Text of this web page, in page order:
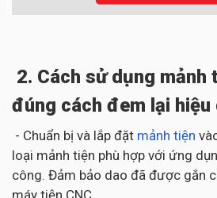
2. Cách sử dụng mảnh
đúng cách đem lại hiệu
- Chuẩn bị và lắp đặt mảnh tiện
loại mảnh tiện phù hợp với ứng
công. Đảm bảo dao đã được gắn
máy tiện CNC